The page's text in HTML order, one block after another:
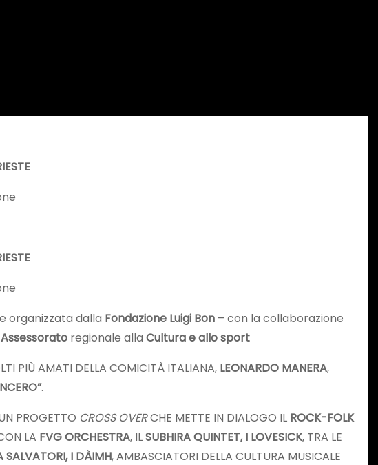
organizzata dalla Fondazione Luigi Bon –con la collaborazione
Assessorato regionale alla Cultura e allo sport
PIÙ AMATI DELLA COMICITÀ ITALIANA, LEONARDO MANERA,
.
PROGETTO CROSS OVERCHE METTE IN DIALOGO IL ROCK-FOLK
LA FVG ORCHESTRA, ILSUBHIRA QUINTET, I LOVESICK, TRA LE
SALVATORI, I DÀIMH, AMBASCIATORI DELLA CULTURA MUSICALE